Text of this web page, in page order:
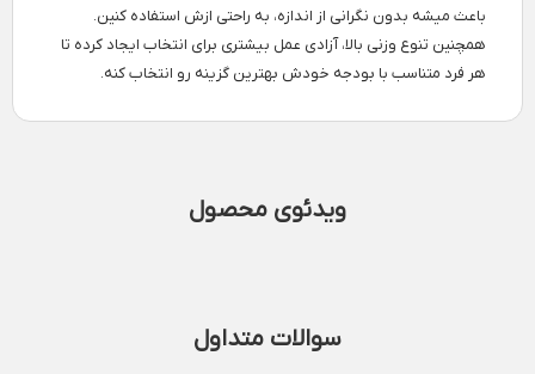
باعث میشه بدون نگرانی از اندازه، به راحتی ازش استفاده کنین.
همچنین تنوع وزنی بالا، آزادی عمل بیشتری برای انتخاب ایجاد کرده تا
هر فرد متناسب با بودجه خودش بهترین گزینه رو انتخاب کنه.
ویدئوی محصول
سوالات متداول